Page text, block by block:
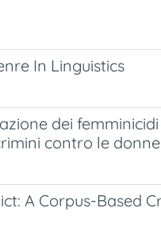
In Linguistics
dei
contro le
A Corpus-Based